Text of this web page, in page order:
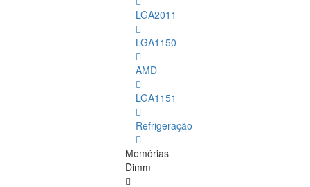
LGA2011
LGA1150
AMD
LGA1151
Refrigeração
Memórias
Dimm